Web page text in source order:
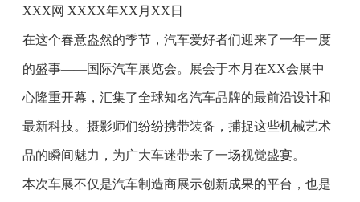
XXX网 XXXX年XX月XX日
在这个春意盎然的季节，汽车爱好者们迎来了一年一度
的盛事——国际汽车展览会。展会于本月在XX会展中
心隆重开幕，汇集了全球知名汽车品牌的最前沿设计和
最新科技。摄影师们纷纷携带装备，捕捉这些机械艺术
品的瞬间魅力，为广大车迷带来了一场视觉盛宴。
本次车展不仅是汽车制造商展示创新成果的平台，也是